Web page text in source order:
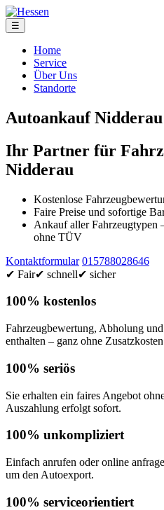
☰
Home
Service
Über Uns
Standorte
Autoankauf Nidderau
Ihr Partner für
Nidderau
Kostenlose
Faire Preise und sofortige
Ankauf aller Fahrzeugtypen
ohne TÜV
Kontaktformular 015788028646
✔ Fair✔ schnell✔ sicher
100% kostenlos
Fahrzeugbewertung, Abholung
enthalten – ganz ohne
100% seriös
Sie erhalten ein faires Angebot
Auszahlung erfolgt sofort.
100% unkompliziert
Einfach anrufen oder online
um den Autoexport.
100% serviceorientiert